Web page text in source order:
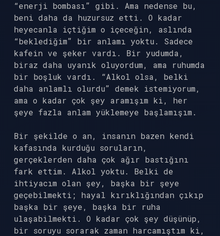
“enerji bombası” gibi. Ama nedense bu,
beni daha da huzursuz etti. O kadar
heyecanla içtiğim o içeceğin, aslında
“beklediğim” bir anlamı yoktu. Sadece
kafein ve şeker vardı. Bir yudumda,
biraz daha uyanık oluyordum, ama ruhumda
bir boşluk vardı. “Alkol olsa, belki
daha anlamlı olurdu” demek istemiyorum,
ama o kadar çok şey aramışım ki, her
şeye fazla anlam yüklemeye başlamışım.
Bir şekilde o an, insanın bazen kendi
kafasında kurduğu soruların,
gerçeklerden daha çok ağır bastığını
fark ettim. Alkol yoktu. Belki de
ihtiyacım olan şey, başka bir şeye
geçebilmekti; hayal kırıklığından çıkıp
başka bir şeye, başka bir ruha
ulaşabilmekti. O kadar çok şey düşünüp,
bir soruyu sorarak zaman harcamıştım ki,